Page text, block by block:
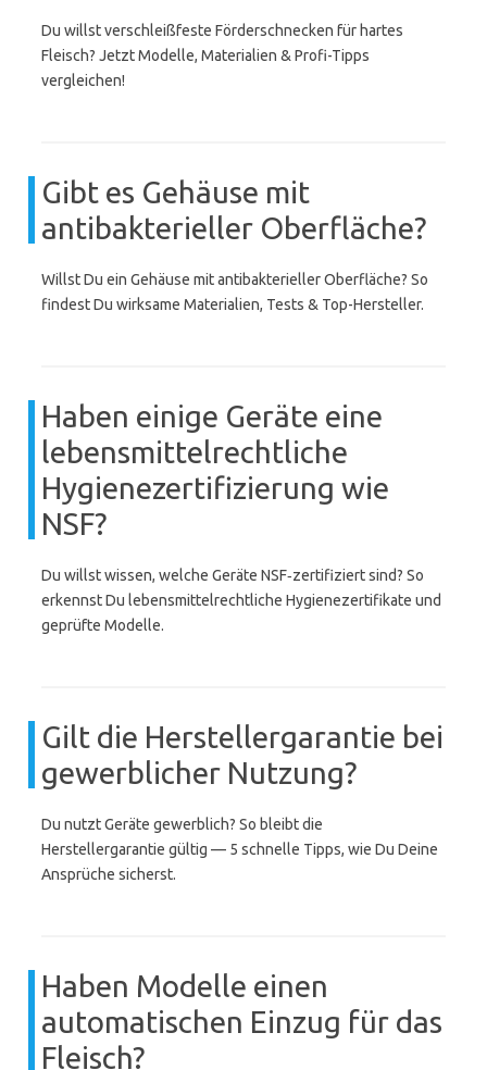
Du willst verschleißfeste Förderschnecken für hartes
Fleisch? Jetzt Modelle, Materialien & Profi-Tipps
vergleichen!
Gibt es Gehäuse mit
antibakterieller Oberfläche?
Willst Du ein Gehäuse mit antibakterieller Oberfläche? So
findest Du wirksame Materialien, Tests & Top-Hersteller.
Haben einige Geräte eine
lebensmittelrechtliche
Hygienezertifizierung wie
NSF?
Du willst wissen, welche Geräte NSF‑zertifiziert sind? So
erkennst Du lebensmittelrechtliche Hygienezertifikate und
geprüfte Modelle.
Gilt die Herstellergarantie bei
gewerblicher Nutzung?
Du nutzt Geräte gewerblich? So bleibt die
Herstellergarantie gültig — 5 schnelle Tipps, wie Du Deine
Ansprüche sicherst.
Haben Modelle einen
automatischen Einzug für das
Fleisch?